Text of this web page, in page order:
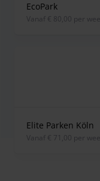
EcoPark
vanaf € 80,00 per
Elite Parken Köln
vanaf € 71,00 per